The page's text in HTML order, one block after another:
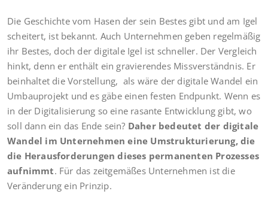
Die Geschichte vom Hasen der sein Bestes gibt und am Igel
scheitert, ist bekannt. Auch Unternehmen geben regelmäßig
ihr Bestes, doch der digitale Igel ist schneller. Der Vergleich
hinkt, denn er enthält ein gravierendes Missverständnis. Er
beinhaltet die Vorstellung, als wäre der digitale Wandel ein
Umbauprojekt und es gäbe einen festen Endpunkt. Wenn es
in der Digitalisierung so eine rasante Entwicklung gibt, wo
soll dann ein das Ende sein? Daher bedeutet der digitale
Wandel im Unternehmen eine Umstrukturierung, die
die Herausforderungen dieses permanenten Prozesses
aufnimmt. Für das zeitgemäßes Unternehmen ist die
Veränderung ein Prinzip.